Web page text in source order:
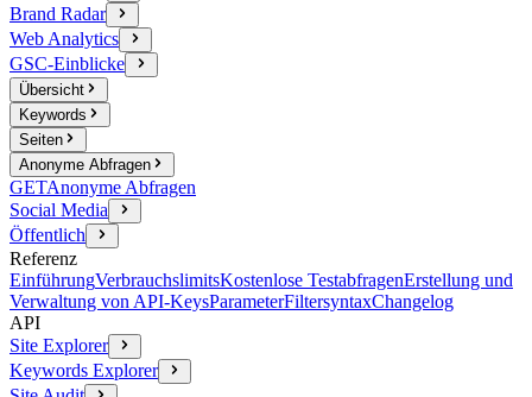
Brand Radar
Web Analytics
GSC-Einblicke
Übersicht
Keywords
Seiten
Anonyme Abfragen
GETAnonyme Abfragen
Social Media
Öffentlich
Referenz
EinführungVerbrauchslimitsKostenlose TestabfragenErstellung und
Verwaltung von API-KeysParameterFiltersyntaxChangelog
API
Site Explorer
Keywords Explorer